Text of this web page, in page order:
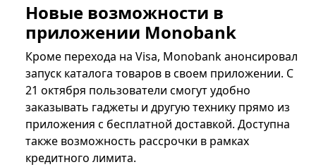
Новые возможности в
приложении Monobank
Кроме перехода на Visa, Monobank анонсировал
запуск каталога товаров в своем приложении. С
21 октября пользователи смогут удобно
заказывать гаджеты и другую технику прямо из
приложения с бесплатной доставкой. Доступна
также возможность рассрочки в рамках
кредитного лимита.